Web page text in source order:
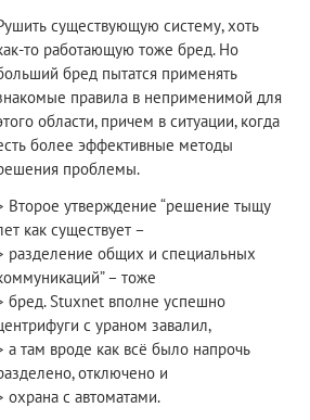
существующую систему, хоть
то работающую тоже бред. Но
бред пытатся применять
правила в неприменимой для
области, причем в ситуации, когда
более эффективные методы
проблемы.
Второе утверждение “решение тыщу
как существует –
разделение общих и специальных
– тоже
бред. Stuxnet вполне успешно
с ураном завалил,
а там вроде как всё было напрочь
отключено и
охрана с автоматами.